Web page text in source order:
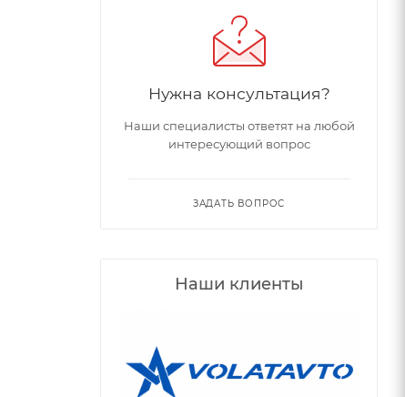
Нужна консультация?
Наши специалисты ответят на любой
интересующий вопрос
ЗАДАТЬ ВОПРОС
Наши клиенты